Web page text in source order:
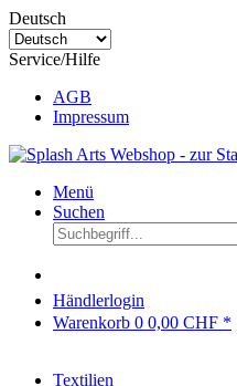
Deutsch
Service/Hilfe
AGB
Impressum
Menü
Suchen
Händlerlogin
Warenkorb 0 0,00 CHF *
Textilien